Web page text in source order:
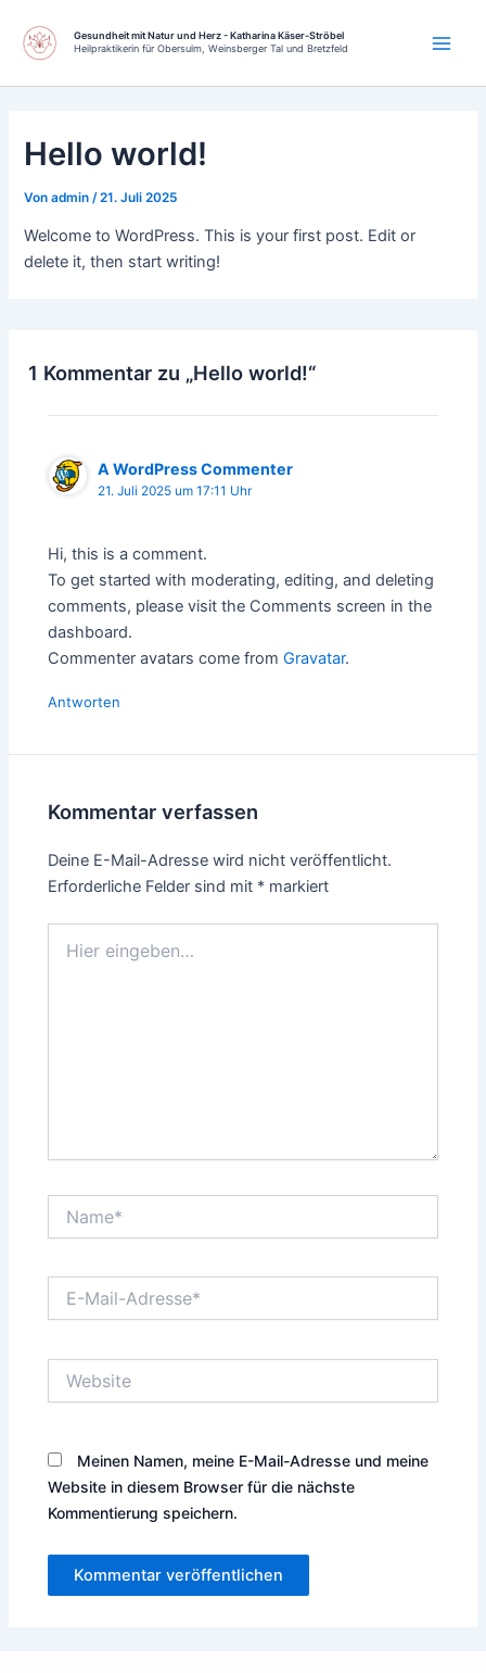
Inhalt
springen
Gesundheit mit Natur und Herz - Katharina Käser-Ströbel
Heilpraktikerin für Obersulm, Weinsberger Tal und Bretzfeld
Hello world!
Vonadmin /21. Juli 2025
Welcome to WordPress. This is your first post. Edit or
delete it, then start writing!
1 Kommentar zu „Hello world!“
A WordPress Commenter
21. Juli 2025 um 17:11 Uhr
Hi, this is a comment.
To get started with moderating, editing, and deleting
comments, please visit the Comments screen in the
dashboard.
Commenter avatars come fromGravatar.
Antworten
Kommentar verfassen
Deine E-Mail-Adresse wird nicht veröffentlicht.
Erforderliche Felder sind mit * markiert
eingeben…
Mail-
Meinen Namen, meine E-Mail-Adresse und meine
Website in diesem Browser für die nächste
Kommentierung speichern.